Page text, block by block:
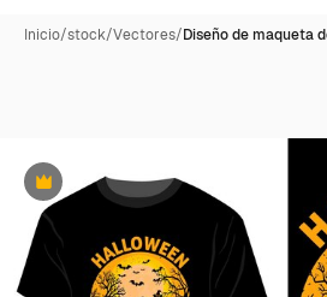
Inicio/stock/Vectores/Diseño de maqueta
Premium